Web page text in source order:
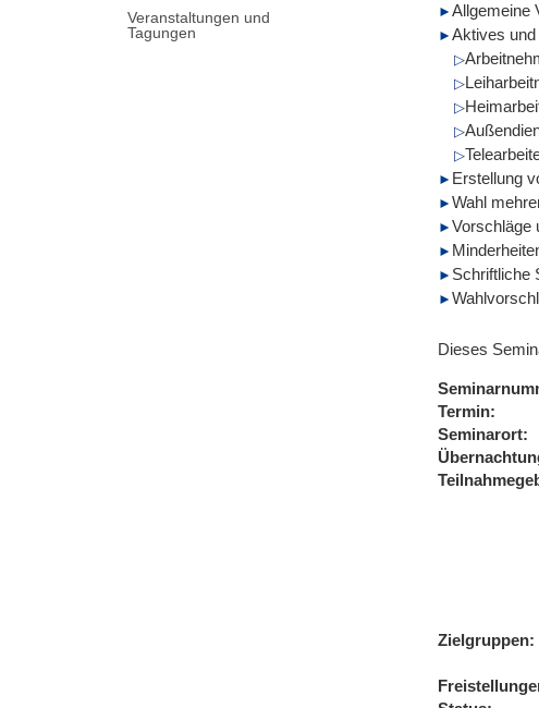
Veranstaltungen und
Tagungen
Allgemeine
Aktives
Erstellung
Wahl
Vorschläge
Schriftliche
Dieses
Termin
Seminarort
Zielgruppen